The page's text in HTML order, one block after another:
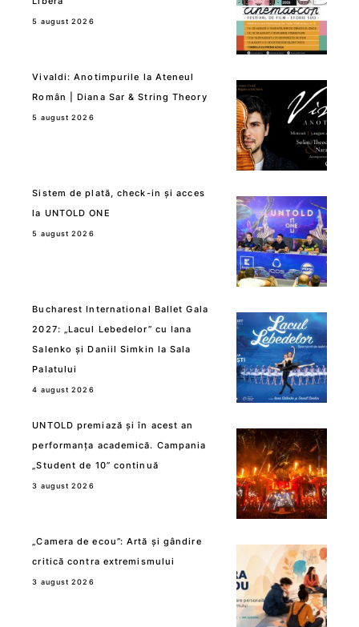
5 august 2026
Vivaldi: Anotimpurile la Ateneul
Român | Diana Sar & String Theory
5 august 2026
Sistem de plată, check-in și acces
la UNTOLD ONE
5 august 2026
Bucharest International Ballet Gala
2027: „Lacul Lebedelor” cu Iana
Salenko și Daniil Simkin la Sala
Palatului
4 august 2026
UNTOLD premiază și în acest an
performanța academică. Campania
„Student de 10” continuă
3 august 2026
„Camera de ecou”: Artă și gândire
critică contra extremismului
3 august 2026